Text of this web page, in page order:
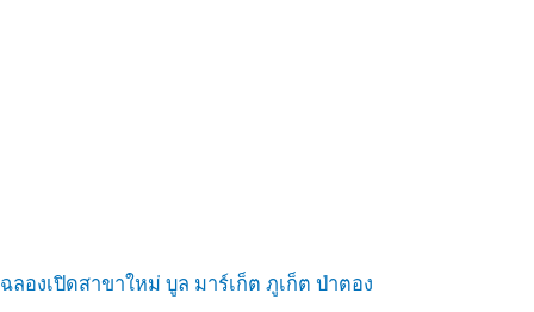
ฉลองเปิดสาขาใหม่ บูล มาร์เก็ต ภูเก็ต ป่าตอง